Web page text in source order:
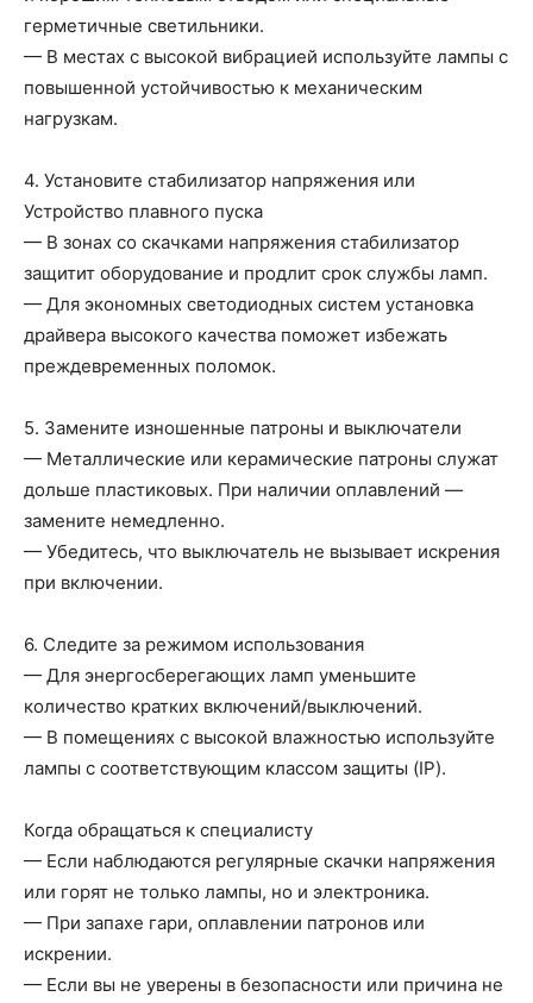
герметичные светильники.
— В местах с высокой вибрацией используйте лампы с
повышенной устойчивостью к механическим
нагрузкам.
4. Установите стабилизатор напряжения или
Устройство плавного пуска
— В зонах со скачками напряжения стабилизатор
защитит оборудование и продлит срок службы ламп.
— Для экономных светодиодных систем установка
драйвера высокого качества поможет избежать
преждевременных поломок.
5. Замените изношенные патроны и выключатели
— Металлические или керамические патроны служат
дольше пластиковых. При наличии оплавлений —
замените немедленно.
— Убедитесь, что выключатель не вызывает искрения
при включении.
6. Следите за режимом использования
— Для энергосберегающих ламп уменьшите
количество кратких включений/выключений.
— В помещениях с высокой влажностью используйте
лампы с соответствующим классом защиты (IP).
Когда обращаться к специалисту
— Если наблюдаются регулярные скачки напряжения
или горят не только лампы, но и электроника.
— При запахе гари, оплавлении патронов или
искрении.
— Если вы не уверены в безопасности или причина не